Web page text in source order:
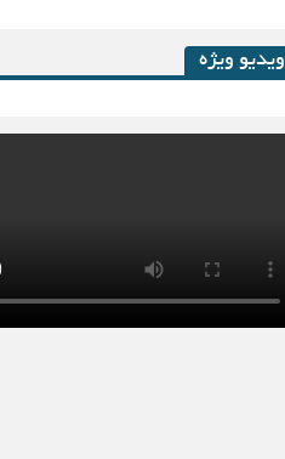
ویدیو ویژه